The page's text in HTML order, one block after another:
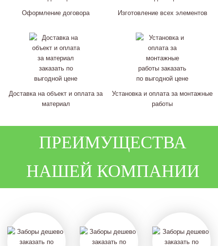
Оформление договора Изготовление всех элементов
Доставка на объект и оплата за
материал
Установка и оплата за монтажные
работы
ПРЕИМУЩЕСТВА
НАШЕЙ КОМПАНИИ